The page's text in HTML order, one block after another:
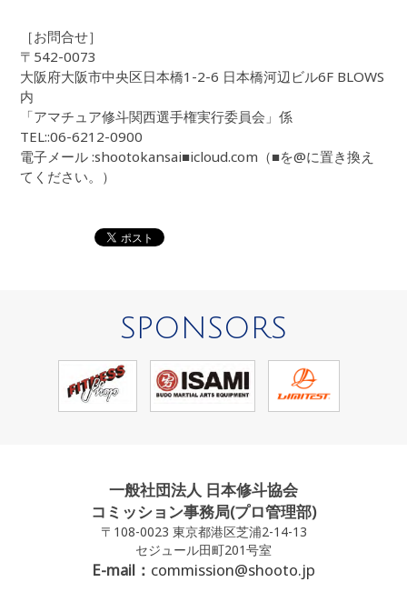
［お問合せ］
〒542-0073
大阪府大阪市中央区日本橋1-2-6 日本橋河辺ビル6F BLOWS
内
「アマチュア修斗関西選手権実行委員会」係
TEL::06-6212-0900
電子メール :shootokansai■icloud.com（■を@に置き換え
てください。）
SPONSORS
一般社団法人 日本修斗協会
コミッション事務局(プロ管理部)
〒108-0023 東京都港区芝浦2-14-13
セジュール田町201号室
E-mail： commission@shooto.jp